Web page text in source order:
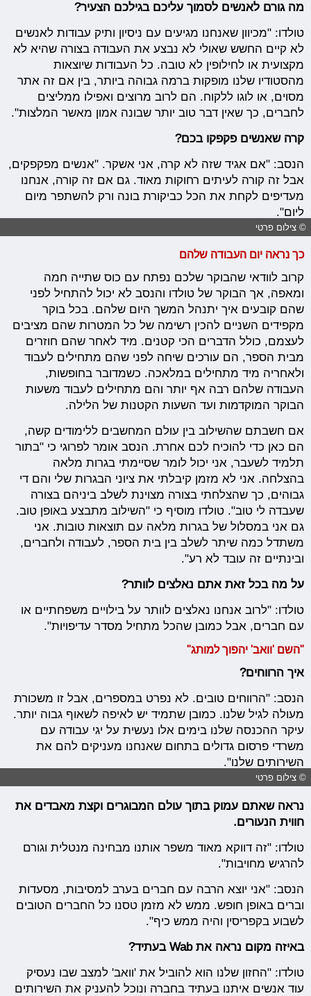
מה גורם לאנשים לסמוך עליכם בגילכם הצעיר?
טולדו: "מכיוון שאנחנו מגיעים עם ניסיון ותיק עבודות לאנשים
לא קיים החשש שאולי לא נבצע את העבודה בצורה שהיא לא
מקצועית או לחילופין לא טובה. כל העבודות שיוצאות
מהסטודיו שלנו מופקות ברמה גבוהה ביותר, בין אם זה אתר
מסוים, או לוגו ללקוח. הם לרוב מרוצים ואפילו ממליצים
לחברים, כך שאין דבר טוב יותר שבונה אמון מאשר המלצות".
קרה שאנשים פקפקו בכם?
הנסב: "אם אגיד שזה לא קרה, אני אשקר. "אנשים מפקפקים,
אבל זה קורה לעיתים רחוקות מאוד. גם אם זה קורה, אנחנו
מעדיפים לקחת את הכל כביקורת בונה ורק להשתפר מיום
ליום".
© צילום פרטי
כך נראה יום העבודה שלהם
קרוב לוודאי שהבוקר שלכם נפתח עם כוס שתייה חמה
ומאפה, אך הבוקר של טולדו והנסב לא יכול להתחיל לפני
שהם קובעים איך יתנהל המשך היום שלהם. בכל בוקר
מקפידים השניים להכין רשימה של כל המטרות שהם מציבים
לעצמם, כולל הדברים הכי קטנים. מיד לאחר שהם חוזרים
מבית הספר, הם עורכים שיחה לפני שהם מתחילים לעבוד
ולאחריה מיד מתחילים במלאכה. כשמדובר בחופשות,
העבודה שלהם רבה אף יותר והם מתחילים לעבוד משעות
הבוקר המוקדמות ועד השעות הקטנות של הלילה.
אם חשבתם שהשילוב בין עולם המחשבים ללימודים קשה,
הם כאן כדי להוכיח לכם אחרת. הנסב אומר לפרוגי כי "בתור
תלמיד לשעבר, אני יכול לומר שסיימתי בגרות מלאה
בהצלחה. אני לא מזמן קיבלתי את ציוני הבגרות שלי והם די
גבוהים, כך שהצלחתי בצורה מצוינת לשלב ביניהם בצורה
שעבדה לי טוב". טולדו מוסיף כי "השילוב מתבצע באופן טוב.
גם אני במסלול של בגרות מלאה עם תוצאות טובות. אני
משתדל כמה שיתר לשלב בין בית הספר, לעבודה ולחברים,
ובינתיים זה עובד לא רע".
על מה בכל זאת אתם נאלצים לוותר?
טולדו: "לרוב אנחנו נאלצים לוותר על בילויים משפחתיים או
עם חברים, אבל כמובן שהכל מתחיל מסדר עדיפויות".
"השם 'וואב' יהפוך למותג"
איך הרווחים?
הנסב: "הרווחים טובים. לא נפרט במספרים, אבל זו משכורת
מעולה לגיל שלנו. כמובן שתמיד יש לאיפה לשאוף גבוה יותר.
עיקר ההכנסה שלנו בימים אלו נעשית על יגי עבודה עם
משרדי פרסום גדולים בתחום שאנחנו מעניקים להם את
השירותים שלנו".
© צילום פרטי
נראה שאתם עמוק בתוך עולם המבוגרים וקצת מאבדים את
חווית הנעורים.
טולדו: "זה דווקא מאוד משפר אותנו מבחינה מנטלית וגורם
להרגיש מחויבות".
הנסב: "אני יוצא הרבה עם חברים בערב למסיבות, מסעדות
וברים באופן חופש. ממש לא מזמן טסנו כל החברים הטובים
לשבוע בקפריסין והיה ממש כיף".
באיזה מקום נראה את Wab בעתיד?
טולדו: "החזון שלנו הוא להוביל את 'וואב' למצב שבו נעסיק
עוד אנשים איתנו בעתיד בחברה ונוכל להעניק את השירותים